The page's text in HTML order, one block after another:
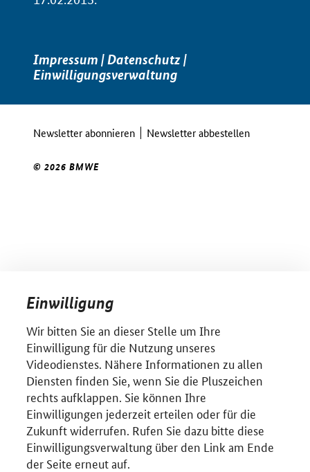
Impressum |Datenschutz|
Einwilligungsverwaltung
Newsletter abonnieren Newsletter abbestellen
© 2026 BMWE
Einwilligung
Wir bitten Sie an dieser Stelle um Ihre
Einwilligung für die Nutzung unseres
Videodienstes. Nähere Informationen zu allen
Diensten finden Sie, wenn Sie die Pluszeichen
rechts aufklappen. Sie können Ihre
Einwilligungen jederzeit erteilen oder für die
Zukunft widerrufen. Rufen Sie dazu bitte diese
Einwilligungsverwaltung über den Link am Ende
der Seite erneut auf.